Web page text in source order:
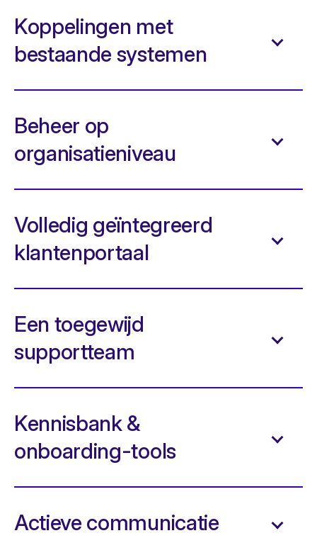
Koppelingen met
bestaande systemen
Beheer op
organisatieniveau
Volledig geïntegreerd
klantenportaal
Een toegewijd
supportteam
Kennisbank &
onboarding-tools
Actieve communicatie